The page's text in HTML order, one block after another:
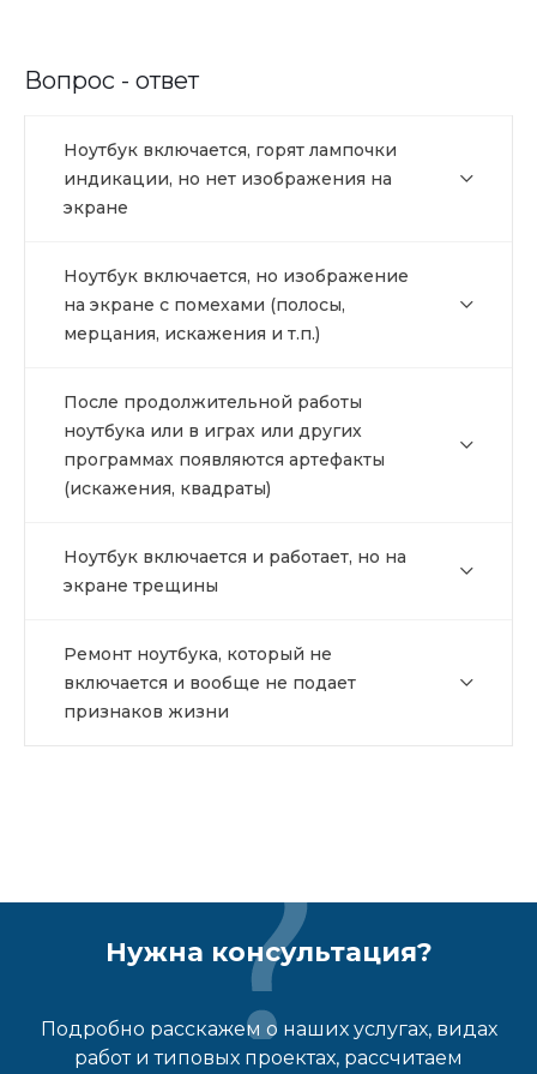
Вопрос - ответ
Ноутбук включается, горят лампочки
индикации, но нет изображения на
экране
Ноутбук включается, но изображение
на экране с помехами (полосы,
мерцания, искажения и т.п.)
После продолжительной работы
ноутбука или в играх или других
программах появляются артефакты
(искажения, квадраты)
Ноутбук включается и работает, но на
экране трещины
Ремонт ноутбука, который не
включается и вообще не подает
признаков жизни
Нужна консультация?
Подробно расскажем о наших услугах, видах
работ и типовых проектах, рассчитаем